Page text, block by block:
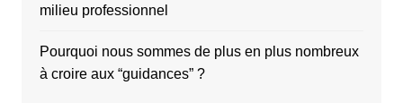
milieu professionnel
Pourquoi nous sommes de plus en plus nombreux
à croire aux “guidances” ?